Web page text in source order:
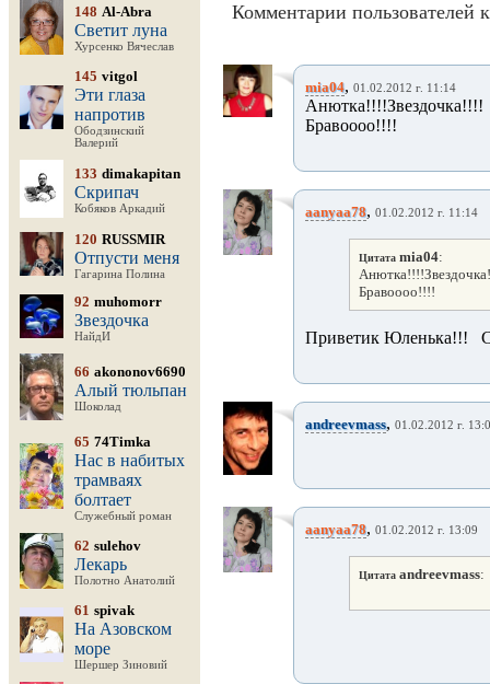
148 Al-Abra
Светит луна
Хурсенко Вячеслав
145 vitgol
Эти глаза
напротив
Ободзинский
Валерий
133 dimakapitan
Скрипач
Кобяков Аркадий
120 RUSSMIR
Отпусти меня
Гагарина Полина
92 muhomorr
Звездочка
НайдИ
66 akononov6690
Алый тюльпан
Шоколад
65 74Timka
Нас в набитых
трамваях
болтает
Служебный роман
62 sulehov
Лекарь
Полотно Анатолий
61 spivak
На Азовском
море
Шершер Зиновий
Комментарии пользователей
mia04, 01.02.2012 г. 11:14
Бравоооо!!!!
aanyaa78, 01.02.2012 г. 11:14
Цитата mia04:
Бравоооо!!!!
Приветик Юленька!!!
andreevmass, 01.02.2012 г.
aanyaa78, 01.02.2012 г. 13:09
Цитата andreevmass: